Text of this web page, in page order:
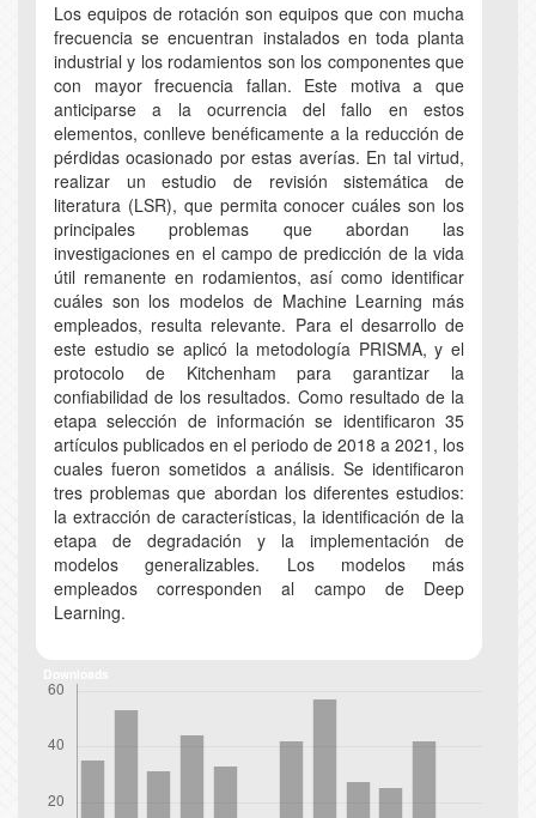
Los equipos de rotación son equipos que con mucha
frecuencia se encuentran instalados en toda planta
industrial y los rodamientos son los componentes que
con mayor frecuencia fallan. Este motiva a que
anticiparse a la ocurrencia del fallo en estos
elementos, conlleve benéficamente a la reducción de
pérdidas ocasionado por estas averías. En tal virtud,
realizar un estudio de revisión sistemática de
literatura (LSR), que permita conocer cuáles son los
principales problemas que abordan las
investigaciones en el campo de predicción de la vida
útil remanente en rodamientos, así como identificar
cuáles son los modelos de Machine Learning más
empleados, resulta relevante. Para el desarrollo de
este estudio se aplicó la metodología PRISMA, y el
protocolo de Kitchenham para garantizar la
confiabilidad de los resultados. Como resultado de la
etapa selección de información se identificaron 35
artículos publicados en el periodo de 2018 a 2021, los
cuales fueron sometidos a análisis. Se identificaron
tres problemas que abordan los diferentes estudios:
la extracción de características, la identificación de la
etapa de degradación y la implementación de
modelos generalizables. Los modelos más
empleados corresponden al campo de Deep
Learning.